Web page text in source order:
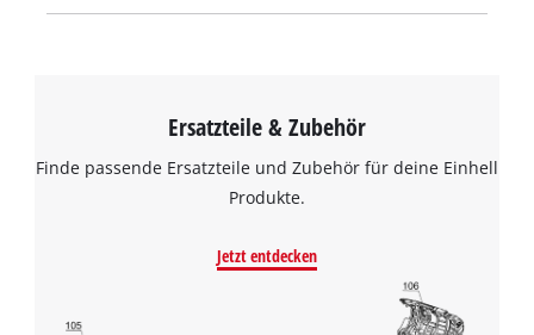
Ersatzteile & Zubehör
Finde passende Ersatzteile und Zubehör für deine Einhell
Produkte.
Jetzt entdecken